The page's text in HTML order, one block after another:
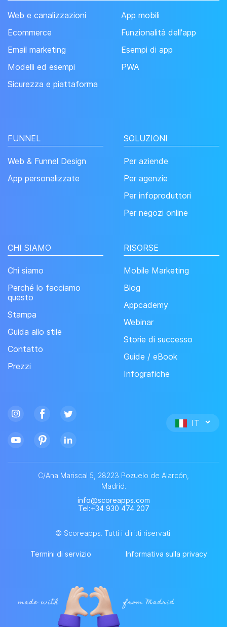
Web e canalizzazioni
Ecommerce
Email marketing
Modelli ed esempi
Sicurezza e piattaforma
App mobili
Funzionalità dell'app
Esempi di app
PWA
FUNNEL
Web & Funnel Design
App personalizzate
SOLUZIONI
Per aziende
Per agenzie
Per infoproduttori
Per negozi online
CHI SIAMO
Chi siamo
Perché lo facciamo
questo
Stampa
Guida allo stile
Contatto
Prezzi
RISORSE
Mobile Marketing
Blog
Appcademy
Webinar
Storie di successo
Guide / eBook
Infografiche
C/Ana Mariscal 5, 28223 Pozuelo de Alarcón,
Madrid.
info@scoreapps.com
Tel :+34 930 474 207
© Scoreapps. Tutti i diritti riservati.
Termini di servizio Informativa sulla privacy
IT